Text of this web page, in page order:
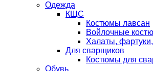
Одежда
КЩС
Костюмы лавсан
Войлочные
Халаты,
Для сварщиков
Костюмы для
Обувь